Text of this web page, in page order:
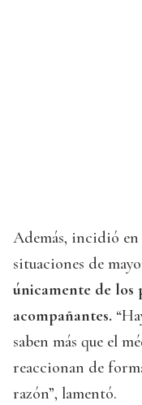
Además, incidió en
situaciones de
únicamente de los
acompañantes.
saben más que el
reaccionan de
razón”, lamentó.